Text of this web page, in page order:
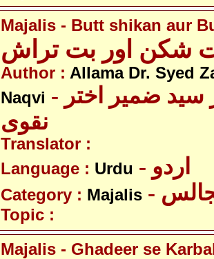
Majalis - Butt shikan aur
شکن اور بت تراش
Author : Allama Dr. Syed
Naqvi - علامہ ڈاکٹر سید ضمیر اختر
نقوی
Translator :
Language : Urdu - اردو
Category : Majalis
Topic :
Majalis - Ghadeer se